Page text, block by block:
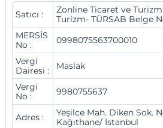
Plaats uw hotel
Klantenservice
Contact
Procesgids
Perscentrum
Wij in de pers
Veelgestelde vragen
Satıcı :
Zonline Ticaret ve
Turizm- TÜRSAB Belge
MERSİS
No :
0998075563700010
Vergi
Dairesi :
Maslak
Vergi
No :
9980755637
Adres :
Yeşilce Mah. Diken Sok.
Kağıthane/ İstanbul